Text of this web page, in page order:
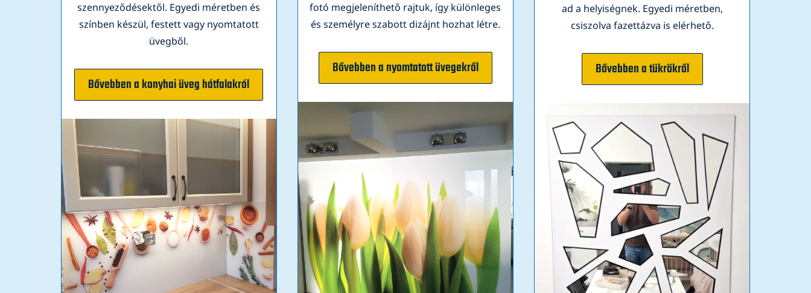
szennyeződésektől. Egyedi méretben és
színben készül, festett vagy nyomtatott
üvegből.
Bővebben a konyhai üveg hátfalakról
fotó megjeleníthető rajtuk, így különleges
és személyre szabott dizájnt hozhat létre.
Bővebben a nyomtatott üvegekről
ad a helyiségnek. Egyedi méretben,
csiszolva fazettázva is elérhető.
Bővebben a tükrökről